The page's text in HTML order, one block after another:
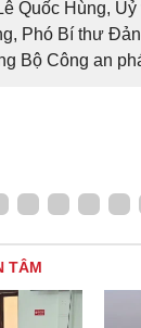
Quốc Hùng, Uỷ
Phó Bí thư
Bộ Công an
TÂM